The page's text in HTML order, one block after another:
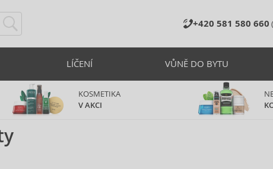
+420 581 580 660
LÍČENÍ VŮNĚ DO BYTU
KOSMETIKA
V AKCI